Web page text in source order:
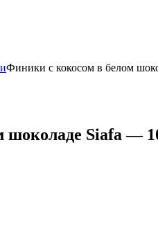
Финики с кокосом в белом
шоколаде Siafa —